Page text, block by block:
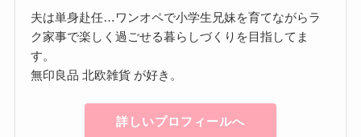
夫は単身赴任…ワンオペで小学生兄妹を育てながらラ
ク家事で楽しく過ごせる暮らしづくりを目指してま
す。
無印良品 北欧雑貨 が好き。
詳しいプロフィールへ